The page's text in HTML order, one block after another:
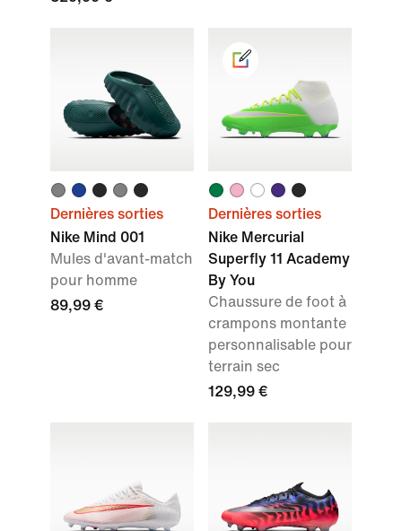
Dernières sorties
Nike Mind 001
Mules d'avant-match
pour homme
89,99 €
Dernières sorties
Nike Mercurial
Superfly 11 Academy
By You
Chaussure de foot à
crampons montante
personnalisable pour
terrain sec
129,99 €